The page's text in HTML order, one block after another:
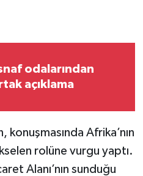
odalarından
açıklama
konuşmasında Afrika’nın
rolüne vurgu yaptı.
Alanı’nın sunduğu